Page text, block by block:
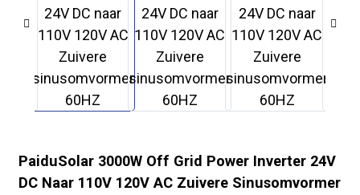
PaiduSolar 3000W Off Grid Power Inverter 24V
DC Naar 110V 120V AC Zuivere Sinusomvormer